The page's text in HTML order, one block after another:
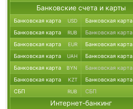
Банковские счета и карты
Банковская карта USD Банковская карта
Банковская карта RUB Банковская карта
Банковская карта EUR Банковская карта
Банковская карта UAH Банковская карта
Банковская карта BYN Банковская карта
Банковская карта KZT Банковская карта
СБП RUB СБП
Интернет-банкинг